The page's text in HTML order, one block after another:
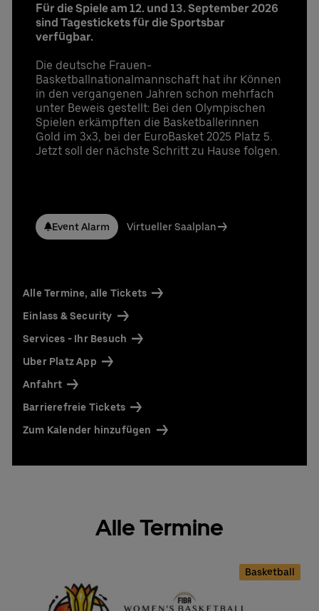
Für die Spiele am 12. und 13. September 2026
sind Tagestickets für die Sportsbar
verfügbar.
Die deutsche Frauen-
Basketballnationalmannschaft hat ihr Können
in den vergangenen Jahren schon mehrfach
unter Beweis gestellt: Bei den Olympischen
Spielen erkämpften die Basketballerinnen
Gold im 3x3, bei der EuroBasket 2025 Platz 5.
Jetzt soll der nächste Schritt zu Hause folgen.
Event Alarm Virtueller Saalplan
Alle Termine, alle Tickets
Einlass & Security
Services - Ihr Besuch
Uber Platz App
Anfahrt
Barrierefreie Tickets
Zum Kalender hinzufügen
Alle Termine
Basketball